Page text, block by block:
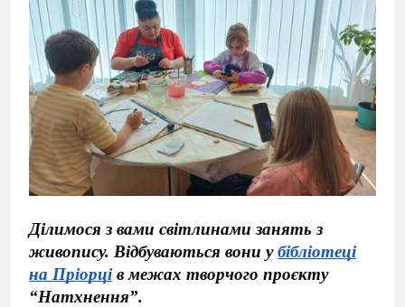
Ділимося з вами світлинами занять з
живопису. Відбуваються вони убібліотеці
на Пріорців межах творчого проєкту
“Натхнення”.